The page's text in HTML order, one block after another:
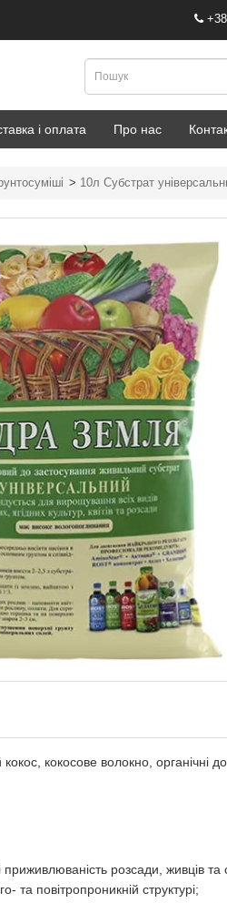
і оплата Про нас
10л Субстрат
кокосове волокно, органічні
розсади, живців та
та повітропроникній структурі;